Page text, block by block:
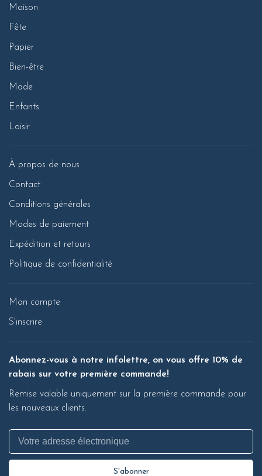
Maison
Fête
Papier
Bien-être
Mode
Enfants
Loisir
À propos de nous
Contact
Conditions générales
Modes de paiement
Expédition et retours
Politique de confidentialité
Mon compte
S'inscrire
Abonnez-vous à notre infolettre, on vous offre 10% de
rabais sur votre première commande!
Remise valable uniquement sur la première commande pour
les nouveaux clients.
S'abonner